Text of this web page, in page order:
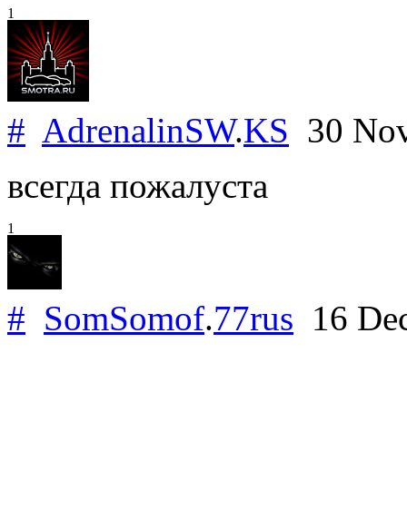
1
# AdrenalinSW.KS 30
всегда пожалуста
1
# SomSomof.77rus 16